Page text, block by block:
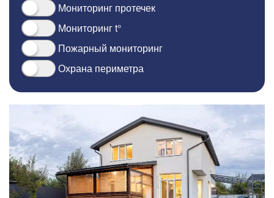
Мониторинг протечек
Мониторинг t°
Пожарный мониторинг
Охрана периметра